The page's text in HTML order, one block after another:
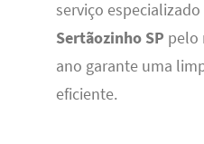
serviço especializado
Sertãozinho SP pelo
ano garante uma
eficiente.